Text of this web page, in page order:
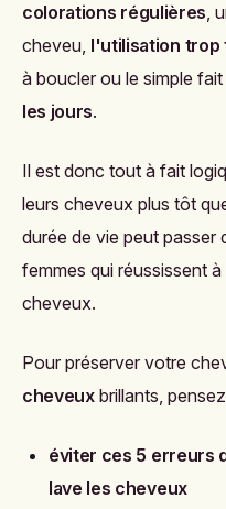
colorations régulières,
cheveu, l'utilisation trop
à boucler ou le simple fait
les jours.
Il est donc tout à fait
leurs cheveux plus tôt
durée de vie peut passer
femmes qui réussissent
cheveux.
Pour préserver votre
cheveuxbrillants,
éviter ces 5 erreurs
lave les cheveux